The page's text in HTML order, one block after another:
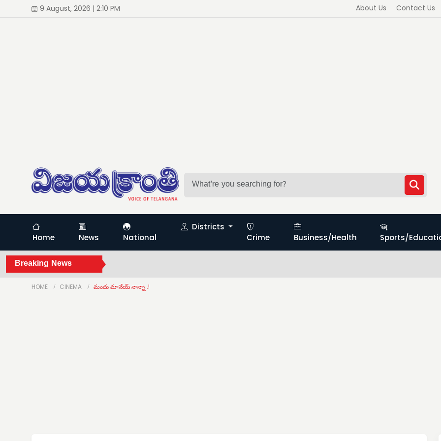
9 August, 2026 | 2:10 PM About Us Contact Us
Home News National
Districts
Crime
Business/Health Sports/
Breaking News
HOME CINEMA మందు మానేయ్ నాన్నా..!